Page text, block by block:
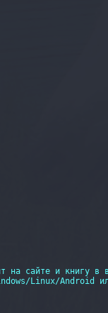
на сайте и книгу
Linux/Android